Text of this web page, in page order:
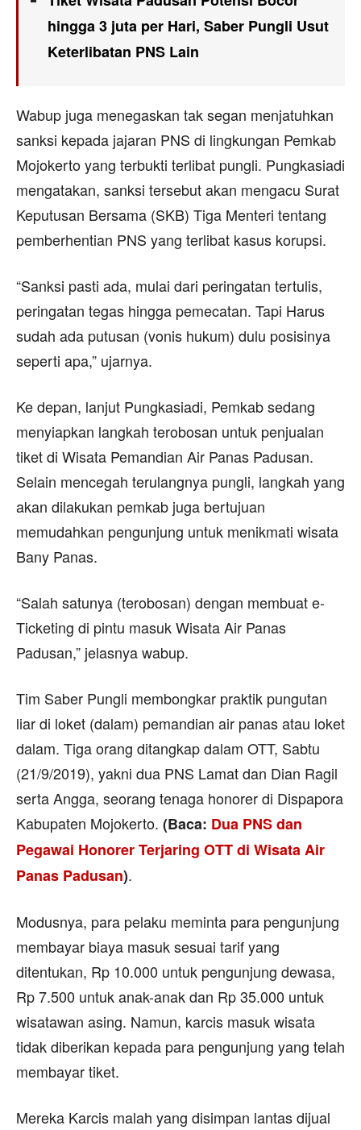
hingga 3 juta per Hari, Saber Pungli Usut
Keterlibatan PNS Lain
Wabup juga menegaskan tak segan menjatuhkan
sanksi kepada jajaran PNS di lingkungan Pemkab
Mojokerto yang terbukti terlibat pungli. Pungkasiadi
mengatakan, sanksi tersebut akan mengacu Surat
Keputusan Bersama (SKB) Tiga Menteri tentang
pemberhentian PNS yang terlibat kasus korupsi.
“Sanksi pasti ada, mulai dari peringatan tertulis,
peringatan tegas hingga pemecatan. Tapi Harus
sudah ada putusan (vonis hukum) dulu posisinya
seperti apa,” ujarnya.
Ke depan, lanjut Pungkasiadi, Pemkab sedang
menyiapkan langkah terobosan untuk penjualan
tiket di Wisata Pemandian Air Panas Padusan.
Selain mencegah terulangnya pungli, langkah yang
akan dilakukan pemkab juga bertujuan
memudahkan pengunjung untuk menikmati wisata
Bany Panas.
“Salah satunya (terobosan) dengan membuat e-
Ticketing di pintu masuk Wisata Air Panas
Padusan,” jelasnya wabup.
Tim Saber Pungli membongkar praktik pungutan
liar di loket (dalam) pemandian air panas atau loket
dalam. Tiga orang ditangkap dalam OTT, Sabtu
(21/9/2019), yakni dua PNS Lamat dan Dian Ragil
serta Angga, seorang tenaga honorer di Dispapora
Kabupaten Mojokerto. (Baca: Dua PNS dan
Pegawai Honorer Terjaring OTT di Wisata Air
Panas Padusan).
Modusnya, para pelaku meminta para pengunjung
membayar biaya masuk sesuai tarif yang
ditentukan, Rp 10.000 untuk pengunjung dewasa,
Rp 7.500 untuk anak-anak dan Rp 35.000 untuk
wisatawan asing. Namun, karcis masuk wisata
tidak diberikan kepada para pengunjung yang telah
membayar tiket.
Mereka Karcis malah yang disimpan lantas dijual